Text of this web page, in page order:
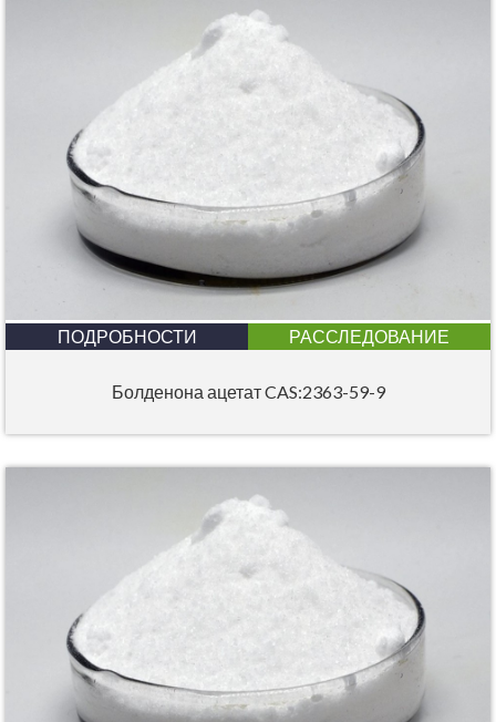
ПОДРОБНОСТИ РАССЛЕДОВАНИЕ
Болденона ацетат CAS:2363-59-9